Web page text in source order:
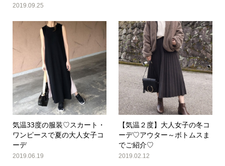
2019.09.25
気温33度の服装♡スカート・
ワンピースで夏の大人女子コ
ーデ
2019.06.19
【気温２度】大人女子の冬コ
ーデ♡アウター～ボトムスま
でご紹介♡
2019.02.12